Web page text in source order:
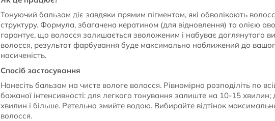
Тонуючий бальзам діє завдяки прямим пігментам, які обволікають
структуру. Формула, збагачена кератином (для відновлення) та олією
гарантує, що волосся залишається зволоженим і набуває доглянутого
волосся, результат фарбування буде максимально наближений до
насиченість.
Спосіб застосування
Нанесіть бальзам на чисте вологе волосся. Рівномірно розподіліть по
бажаної інтенсивності: для легкого тонування залиште на 10-15
хвилин і більше. Ретельно змийте водою. Вибирайте відтінок
волосся.